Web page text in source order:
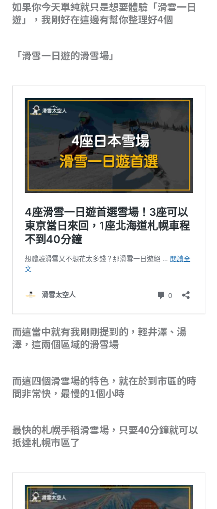
如果你今天單純就只是想要體驗「滑雪一日
遊」，我剛好在這邊有幫你整理好4個
「滑雪一日遊的滑雪場」
而這當中就有我剛剛提到的，輕井澤、湯
澤，這兩個區域的滑雪場
而這四個滑雪場的特色，就在於到市區的時
間非常快，最慢的1個小時
最快的札幌手稻滑雪場，只要40分鐘就可以
抵達札幌市區了